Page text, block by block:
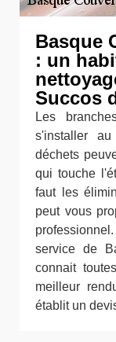
Basque
: un
Succos
Les
s'installer
déchets
qui touche
faut les
peut vous
service de
connait
meilleur
établit un